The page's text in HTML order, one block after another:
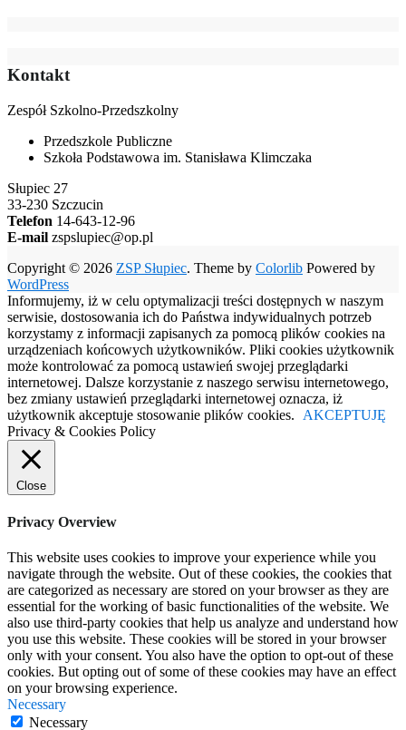
Kontakt
Zespół Szkolno-Przedszkolny
Przedszkole Publiczne
Szkoła Podstawowa im. Stanisława Klimczaka
Słupiec 27
33-230 Szczucin
Telefon 14-643-12-96
E-mail zspslupiec@op.pl
Copyright © 2026 ZSP Słupiec. Theme by Colorlib Powered by
WordPress
Informujemy, iż w celu optymalizacji treści dostępnych w naszym
serwisie, dostosowania ich do Państwa indywidualnych potrzeb
korzystamy z informacji zapisanych za pomocą plików cookies na
urządzeniach końcowych użytkowników. Pliki cookies użytkownik
może kontrolować za pomocą ustawień swojej przeglądarki
internetowej. Dalsze korzystanie z naszego serwisu internetowego,
bez zmiany ustawień przeglądarki internetowej oznacza, iż
użytkownik akceptuje stosowanie plików cookies.
AKCEPTUJĘ
Privacy & Cookies Policy
Close
Privacy Overview
This website uses cookies to improve your experience while you
navigate through the website. Out of these cookies, the cookies that
are categorized as necessary are stored on your browser as they are
essential for the working of basic functionalities of the website. We
also use third-party cookies that help us analyze and understand how
you use this website. These cookies will be stored in your browser
only with your consent. You also have the option to opt-out of these
cookies. But opting out of some of these cookies may have an effect
on your browsing experience.
Necessary
Necessary